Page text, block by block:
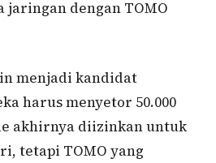
dengan TOMO
menjadi kandidat
harus menyetor 50.000
akhirnya diizinkan untuk
tetapi TOMO yang